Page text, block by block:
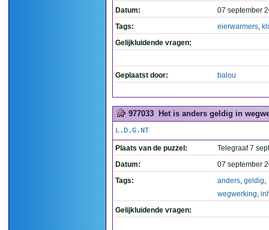
Datum:
07 september
Tags:
eierwarmers,
Gelijkluidende vragen:
Geplaatst door: balou
977033 Het is anders geldig in
L.D.G.NT
Plaats van de puzzel:
Telegraaf 7
Datum:
07 september
Tags:
anders, geldig,
wegwerking,
Gelijkluidende vragen: